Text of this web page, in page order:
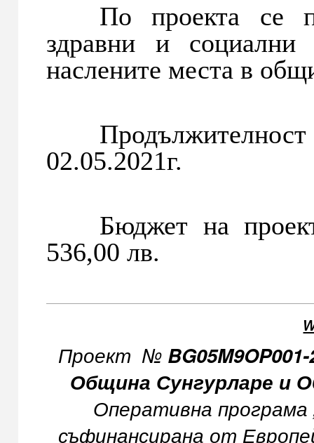
По проекта се
здравни и
наслените места в
02.05.2021г.
Бюджет на
536,00 лв.
Проект №
Община Сунгурларе и
Оперативна програма
съфинансирана от